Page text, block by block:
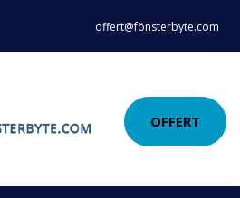
offert@fönsterbyte.com
OFFERT